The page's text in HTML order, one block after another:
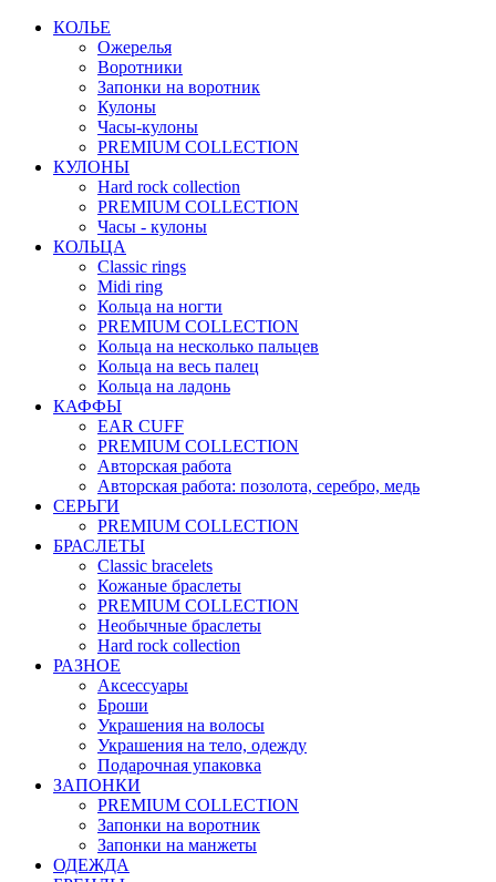
КОЛЬЕ
Ожерелья
Воротники
Запонки на воротник
Кулоны
Часы-кулоны
PREMIUM COLLECTION
КУЛОНЫ
Hard rock collection
PREMIUM COLLECTION
Часы - кулоны
КОЛЬЦА
Classic rings
Midi ring
Кольца на ногти
PREMIUM COLLECTION
Кольца на несколько пальцев
Кольца на весь палец
Кольца на ладонь
КАФФЫ
EAR CUFF
PREMIUM COLLECTION
Авторская работа
Авторская работа: позолота, серебро, медь
СЕРЬГИ
PREMIUM COLLECTION
БРАСЛЕТЫ
Classic bracelets
Кожаные браслеты
PREMIUM COLLECTION
Необычные браслеты
Hard rock collection
РАЗНОЕ
Аксессуары
Броши
Украшения на волосы
Украшения на тело, одежду
Подарочная упаковка
ЗАПОНКИ
PREMIUM COLLECTION
Запонки на воротник
Запонки на манжеты
ОДЕЖДА